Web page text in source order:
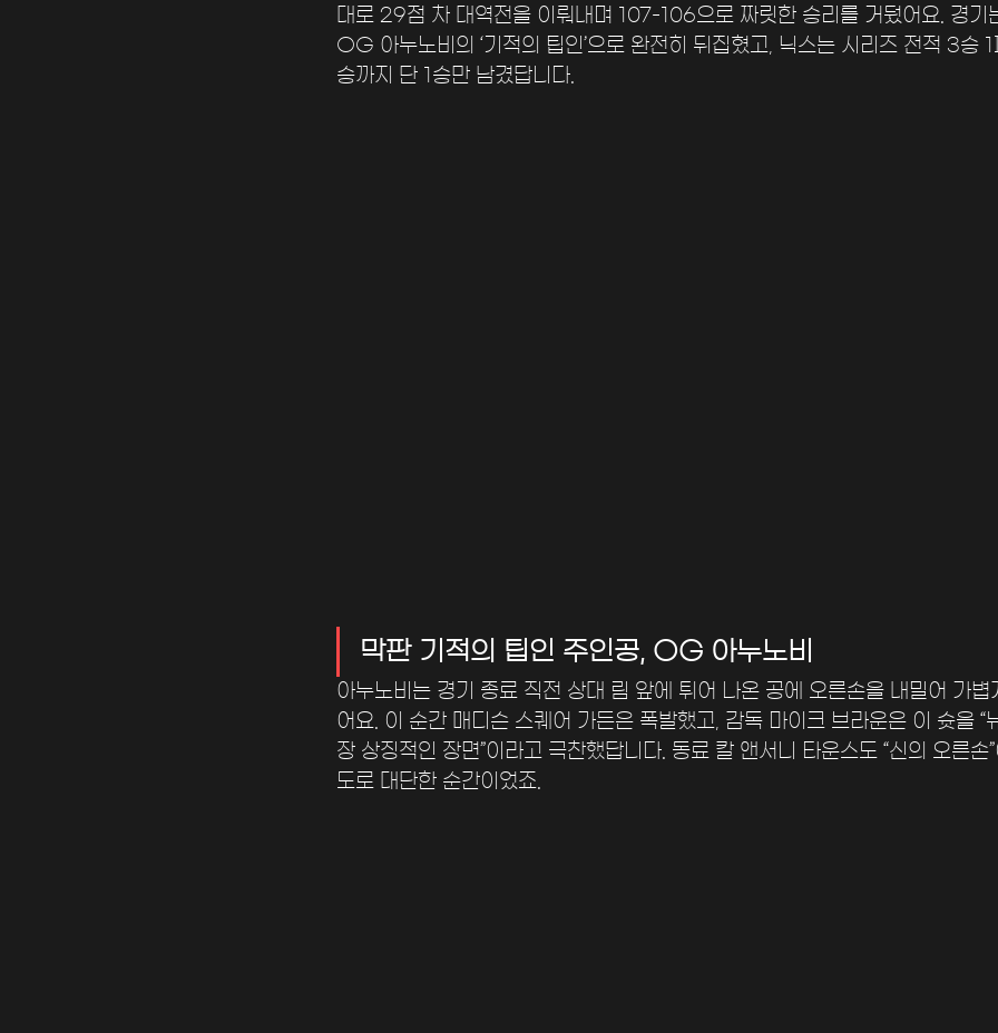
대로 29점 차 대역전을 이뤄내며 107-106으로 짜릿한 승리를 거뒀어요. 경기
OG 아누노비의 ‘기적의 팁인’으로 완전히 뒤집혔고, 닉스는 시리즈 전적 3승
승까지 단 1승만 남겼답니다.
막판 기적의 팁인 주인공, OG 아누노비
아누노비는 경기 종료 직전 상대 림 앞에 튀어 나온 공에 오른손을 내밀어 가볍
어요. 이 순간 매디슨 스퀘어 가든은 폭발했고, 감독 마이크 브라운은 이 슛을 “
장 상징적인 장면”이라고 극찬했답니다. 동료 칼 앤서니 타운스도 “신의 오른손
도로 대단한 순간이었죠.